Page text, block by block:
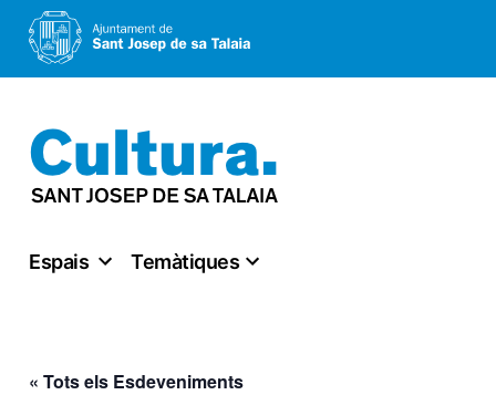
al
contingut
Espais Temàtiques
« Tots els Esdeveniments